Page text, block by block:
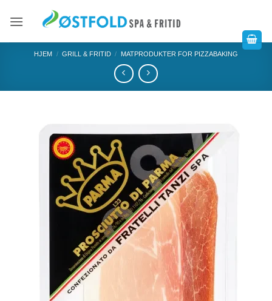
HJEM / GRILL & FRITID / MATPRODUKTER FOR PIZZABAKING